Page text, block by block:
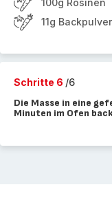
100g Rosinen
11g Backpulver
Schritte 6 /6
Die Masse in eine
Minuten im Ofen